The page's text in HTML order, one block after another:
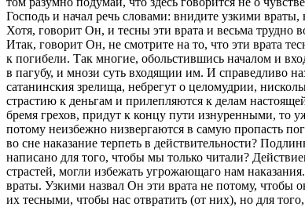
Господь и начал речь словами: внидите узкими
Хотя, говорит Он, и тесны эти врата и весьма трудно
Итак, говорит Он, не смотрите на то, что эти врата
к погибели. Так многие, обольстившись началом и
в пагубу, и мнози суть входящии им. И справедливо
сатанинския зрелища, небрегут о целомудрии,
страстию к деньгам и прилепляются к делам
бремя грехов, придут к концу пути изнуренными, то
потому неизбежно низвергаются в самую пропасть
во сне наказание терпеть в действительности?
написано для того, чтобы мы только читали?
страстей, могли избежать угрожающаго нам
враты. Узкими назвал Он эти врата не потому, чтобы
их тесными, чтобы нас отвратить (от них), но для